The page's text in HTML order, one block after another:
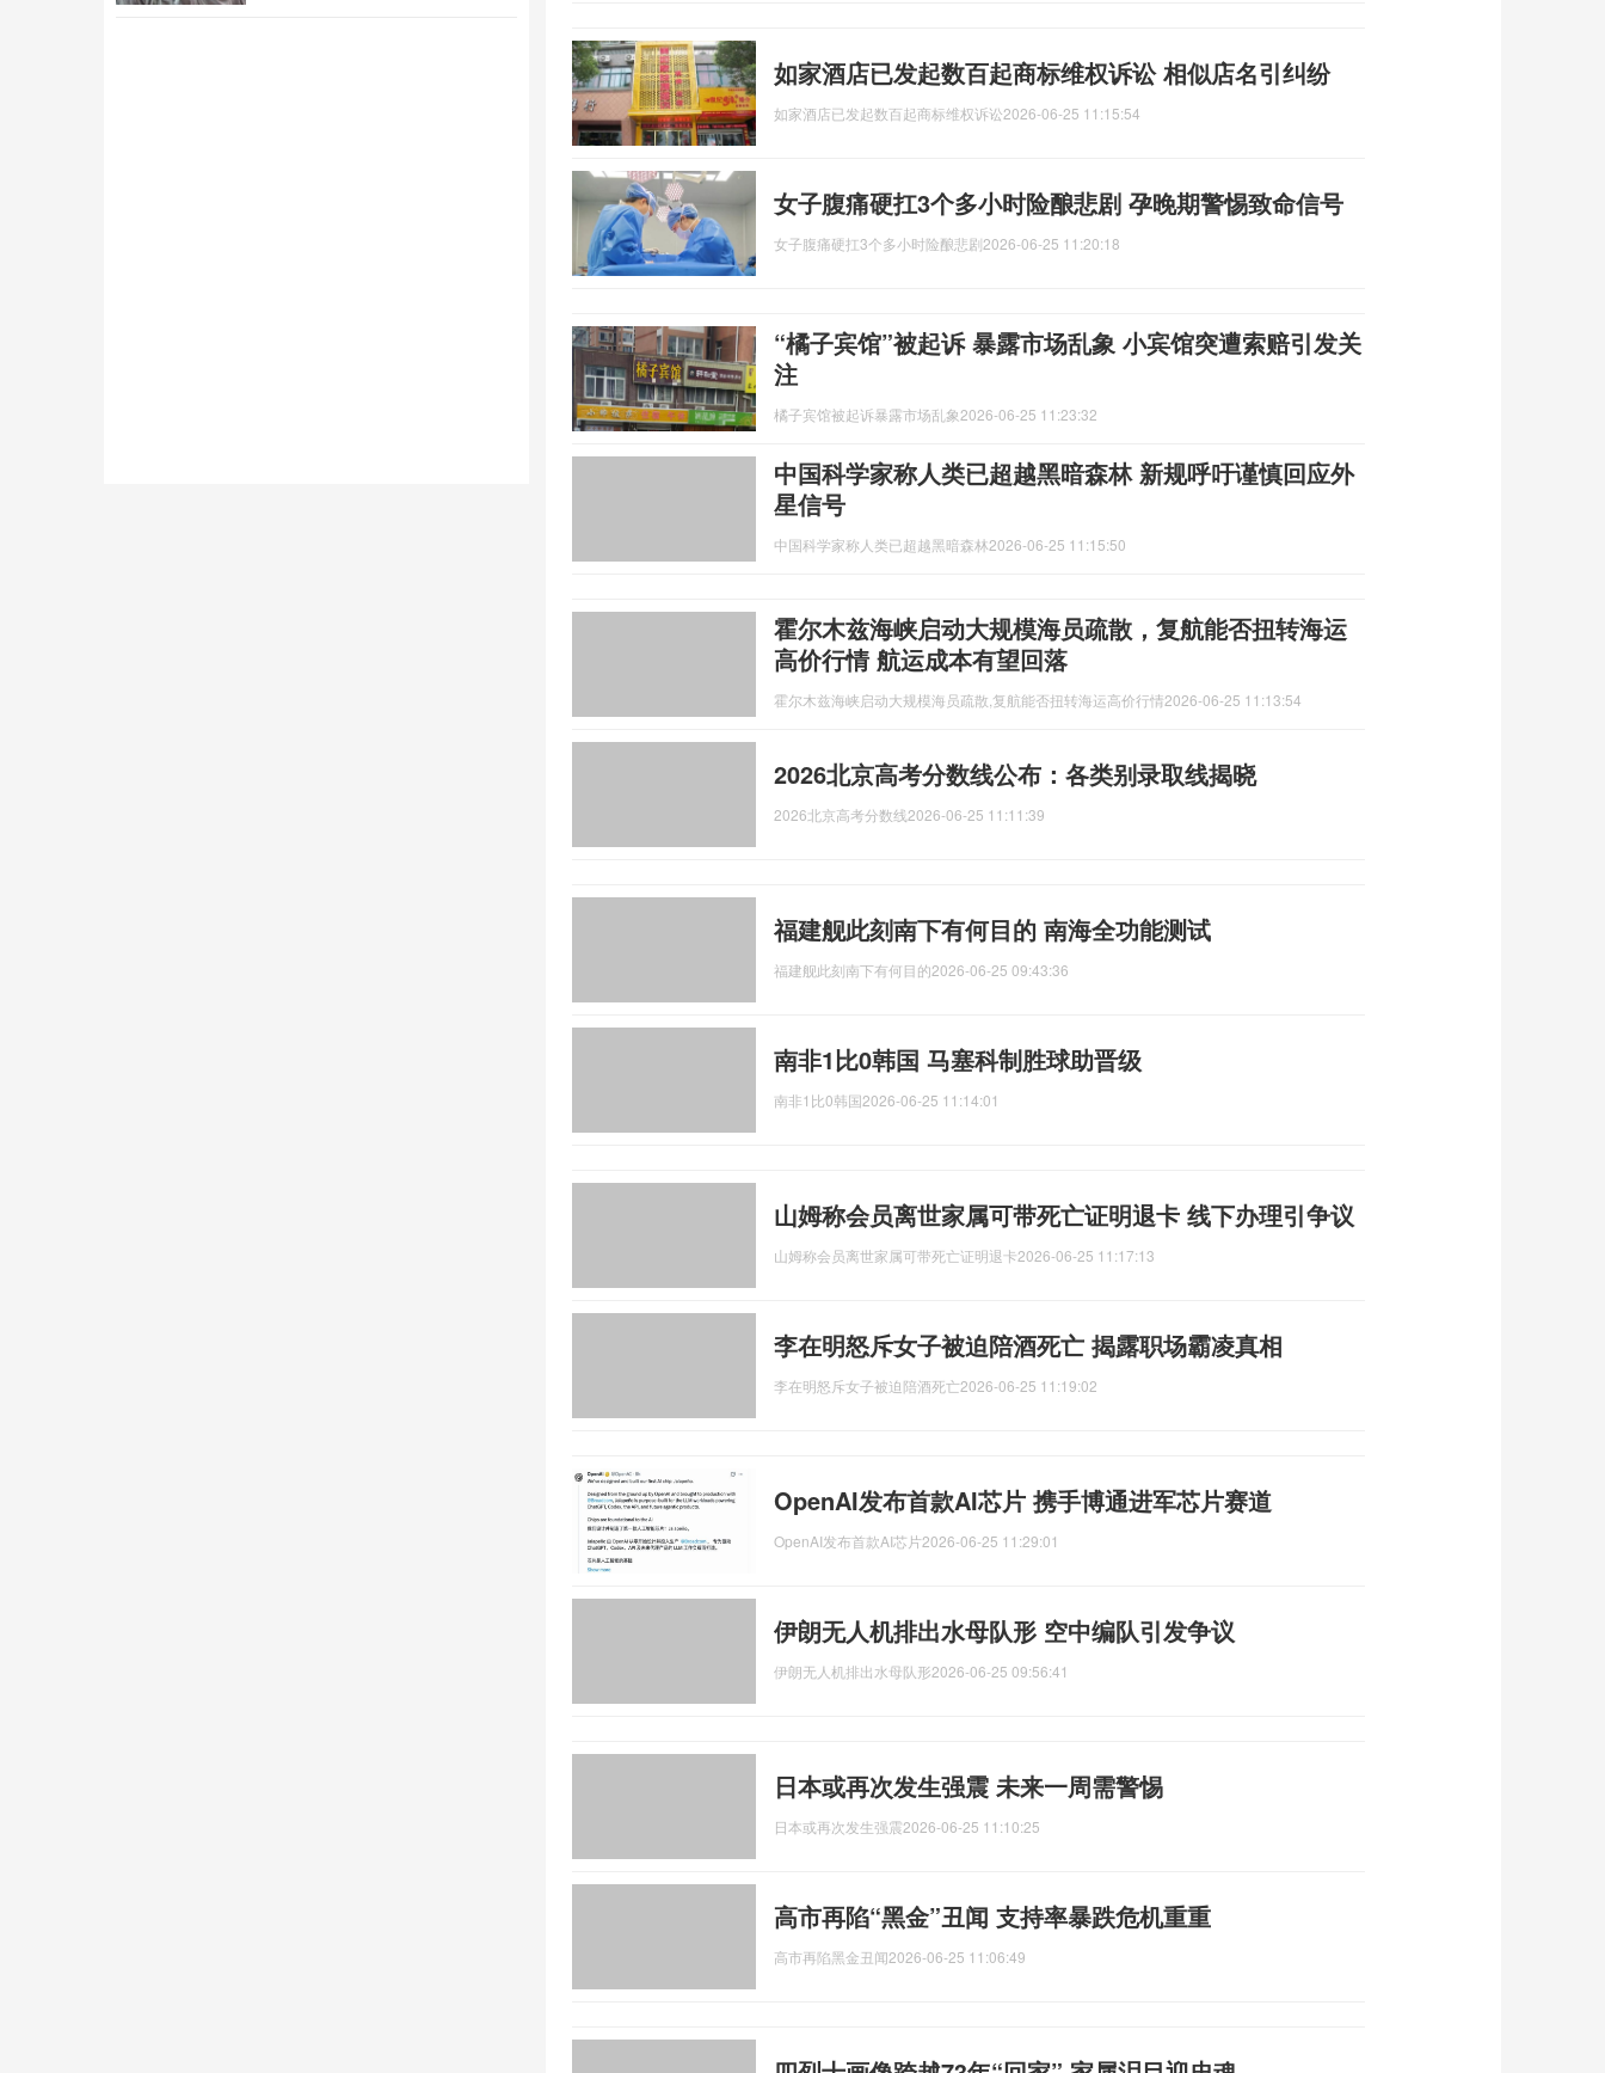
如家酒店已发起数百起商标维权诉讼 相似店名引纠纷
如家酒店已发起数百起商标维权诉讼2026-06-25 11:15:54
女子腹痛硬扛3个多小时险酿悲剧 孕晚期警惕致命信号
女子腹痛硬扛3个多小时险酿悲剧2026-06-25 11:20:18
“橘子宾馆”被起诉 暴露市场乱象 小宾馆突遭索赔引发关
注
橘子宾馆被起诉暴露市场乱象2026-06-25 11:23:32
中国科学家称人类已超越黑暗森林 新规呼吁谨慎回应外
星信号
中国科学家称人类已超越黑暗森林2026-06-25 11:15:50
霍尔木兹海峡启动大规模海员疏散，复航能否扭转海运
高价行情 航运成本有望回落
霍尔木兹海峡启动大规模海员疏散,复航能否扭转海运高价行情2026-06-25 11:13:54
2026北京高考分数线公布：各类别录取线揭晓
2026北京高考分数线2026-06-25 11:11:39
福建舰此刻南下有何目的 南海全功能测试
福建舰此刻南下有何目的2026-06-25 09:43:36
南非1比0韩国 马塞科制胜球助晋级
南非1比0韩国2026-06-25 11:14:01
山姆称会员离世家属可带死亡证明退卡 线下办理引争议
山姆称会员离世家属可带死亡证明退卡2026-06-25 11:17:13
李在明怒斥女子被迫陪酒死亡 揭露职场霸凌真相
李在明怒斥女子被迫陪酒死亡2026-06-25 11:19:02
OpenAI发布首款AI芯片 携手博通进军芯片赛道
OpenAI发布首款AI芯片2026-06-25 11:29:01
伊朗无人机排出水母队形 空中编队引发争议
伊朗无人机排出水母队形2026-06-25 09:56:41
日本或再次发生强震 未来一周需警惕
日本或再次发生强震2026-06-25 11:10:25
高市再陷“黑金”丑闻 支持率暴跌危机重重
高市再陷黑金丑闻2026-06-25 11:06:49